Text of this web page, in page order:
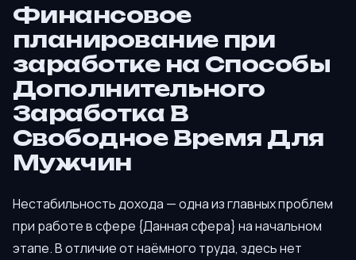
Финансовое
планирование при
заработке на Способы
Дополнительного
Заработка В
Свободное Время Для
Мужчин
Нестабильность дохода — одна из главных проблем
при работе в сфере {Данная сфера} на начальном
этапе. В отличие от наёмного труда, здесь нет